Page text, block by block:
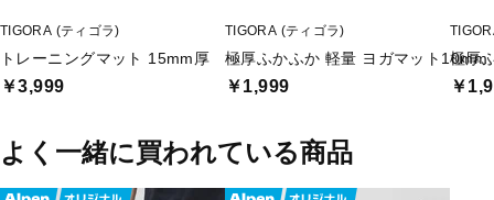
TIGORA (ティゴラ)
トレーニングマット 15mm厚
￥3,999
TIGORA (ティゴラ)
極厚ふかふか 軽量 ヨガマット10mm
￥1,999
極厚
￥
よく一緒に買われている商品